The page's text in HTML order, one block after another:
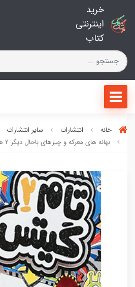
خرید
اینترنتی
کتاب
خانه انتشارات سایر انتشارات
بهانه های معرکه و چیزهای باحال دیگر 2 هوپا